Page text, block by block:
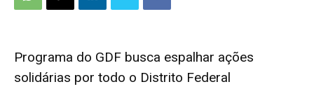
Programa do GDF busca espalhar ações
solidárias por todo o Distrito Federal